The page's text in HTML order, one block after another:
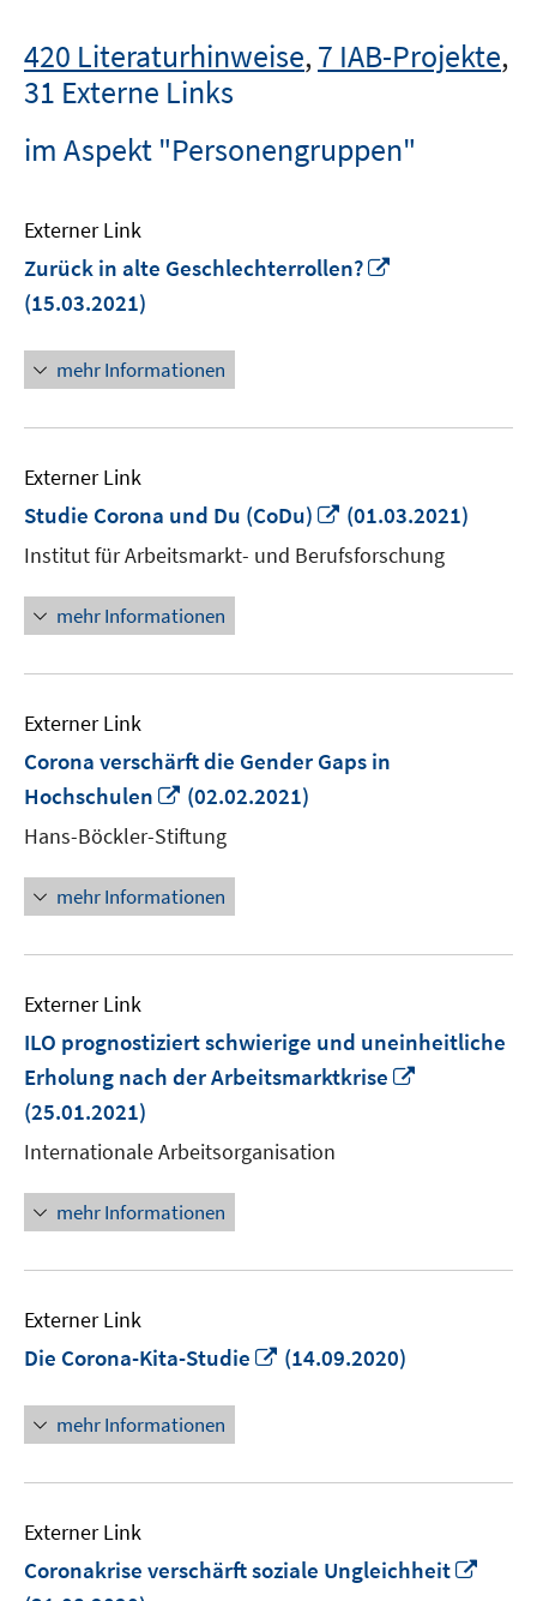
420 Literaturhinweise,7 IAB-Projekte,
31 Externe Links
im Aspekt "Personengruppen"
Externer Link
Zurück in alte Geschlechterrollen?
(15.03.2021)
mehr Informationen
Externer Link
Studie Corona und Du (CoDu)
In
neuem
Fenster
(01.03.2021)
Institut für Arbeitsmarkt- und Berufsforschung
mehr Informationen
Externer Link
Corona verschärft die Gender Gaps in
Hochschulen
In
neuem
Fenster
öffnen
(02.02.2021)
Hans-Böckler-Stiftung
mehr Informationen
Externer Link
ILO prognostiziert schwierige und uneinheitliche
Erholung nach der Arbeitsmarktkrise
(25.01.2021)
Internationale Arbeitsorganisation
mehr Informationen
Externer Link
Die Corona-Kita-Studie
In
(14.09.2020)
mehr Informationen
Externer Link
Coronakrise verschärft soziale Ungleichheit